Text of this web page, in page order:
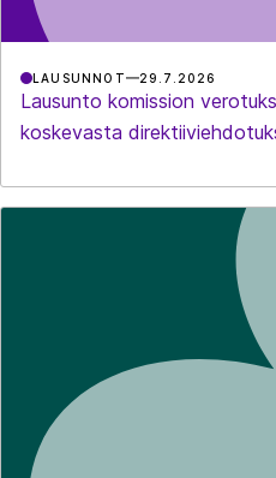
LAUSUNNOT 29.7.2026
Lausunto komission
koskevasta